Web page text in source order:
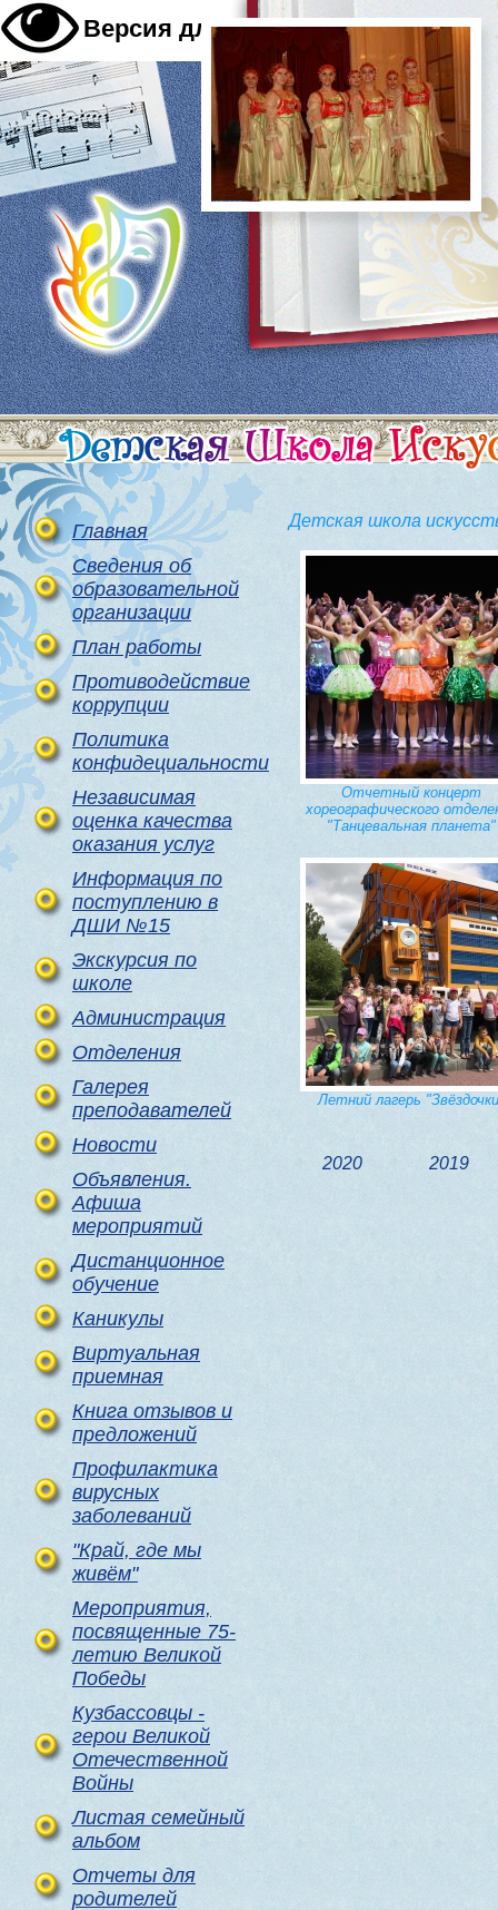
Версия для слабовидящих A A A
Главная
Сведения об
образовательной
организации
План работы
Противодействие
коррупции
Политика
конфидециальности
Независимая
оценка качества
оказания услуг
Информация по
поступлению в
ДШИ №15
Экскурсия по
школе
Администрация
Отделения
Галерея
преподавателей
Новости
Объявления.
Афиша
мероприятий
Дистанционное
обучение
Каникулы
Виртуальная
приемная
Книга отзывов и
предложений
Профилактика
вирусных
заболеваний
"Край, где мы
живём"
Мероприятия,
посвященные 75-
летию Великой
Победы
Кузбассовцы -
герои Великой
Отечественной
Войны
Листая семейный
альбом
Отчеты для
родителей
Детская школа
Отчетный концерт
хореографического
"Танцевальная планета"
Летний лагерь
2020 2019